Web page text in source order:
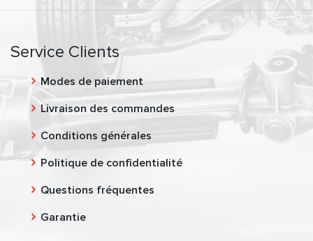
Service Clients
Modes de paiement
Livraison des commandes
Conditions générales
Politique de confidentialité
Questions fréquentes
Garantie